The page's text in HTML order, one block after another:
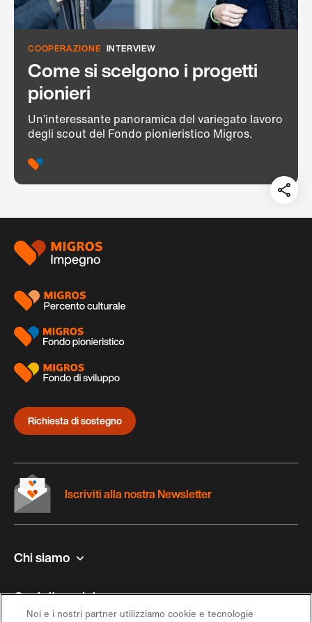
COOPERAZIONE INTERVIEW
Come si scelgono i progetti
pionieri
Un’interessante panoramica del variegato lavoro
degli scout del Fondo pionieristico Migros.
auf:
Piè
pagina
Richiesta di sostegno
Chi siamo
Contatto e aiuto
Iscriviti alla nostra Newsletter
Noi e i nostri partner utilizziamo cookie e tecnologie